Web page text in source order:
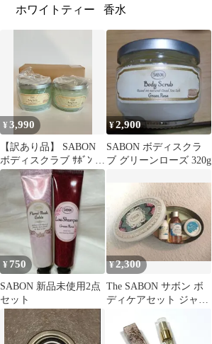
ホワイトティー
香水
¥3,990
【訳あり品】 SABON
ボディスクラブ ｻﾎﾞﾝ ﾎﾞ
ﾃﾞｨｽｸﾗﾌﾞS ﾃﾞﾘｹｰﾄｼﾞｬｽﾐ
ﾝ 320g２個セット 30121
¥2,900
SABON ボディスクラ
ブ グリーンローズ 320g
¥ 750
SABON 新品未使用2点
セット
¥2,300
The SABON サボン ボ
ディケアセット ジャス